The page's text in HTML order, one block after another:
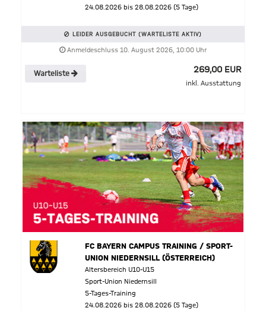
24.08.2026 bis 28.08.2026 (5 Tage)
LEIDER AUSGEBUCHT (WARTELISTE AKTIV)
Anmeldeschluss 10. August 2026, 10:00 Uhr
Warteliste 269,00 EUR
inkl. Ausstattung
FC BAYERN CAMPUS TRAINING / SPORT-
UNION NIEDERNSILL (ÖSTERREICH)
Altersbereich U10-U15
Sport-Union Niedernsill
5-Tages-Training
24.08.2026 bis 28.08.2026 (5 Tage)